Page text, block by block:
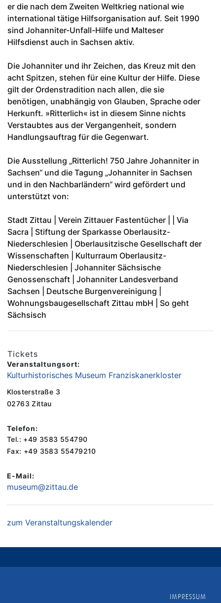
er die nach dem Zweiten Weltkrieg national wie
international tätige Hilfsorganisation auf. Seit 1990
sind Johanniter-Unfall-Hilfe und Malteser
Hilfsdienst auch in Sachsen aktiv.
Die Johanniter und ihr Zeichen, das Kreuz mit den
acht Spitzen, stehen für eine Kultur der Hilfe. Diese
gilt der Ordenstradition nach allen, die sie
benötigen, unabhängig von Glauben, Sprache oder
Herkunft. »Ritterlich« ist in diesem Sinne nichts
Verstaubtes aus der Vergangenheit, sondern
Handlungsauftrag für die Gegenwart.
Die Ausstellung „Ritterlich! 750 Jahre Johanniter in
Sachsen“ und die Tagung „Johanniter in Sachsen
und in den Nachbarländern“ wird gefördert und
unterstützt von:
Stadt Zittau | Verein Zittauer Fastentücher | | Via
Sacra | Stiftung der Sparkasse Oberlausitz-
Niederschlesien | Oberlausitzische Gesellschaft der
Wissenschaften | Kulturraum Oberlausitz-
Niederschlesien | Johanniter Sächsische
Genossenschaft | Johanniter Landesverband
Sachsen | Deutsche Burgenvereinigung |
Wohnungsbaugesellschaft Zittau mbH | So geht
Sächsisch
Tickets
Veranstaltungsort:
Kulturhistorisches Museum Franziskanerkloster
Klosterstraße 3
02763 Zittau
Telefon:
Tel.: +49 3583 554790
Fax: +49 3583 55479210
E-Mail:
museum@zittau.de
zum Veranstaltungskalender
IMPRESSUM